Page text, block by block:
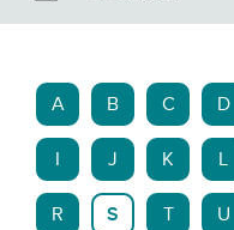
A B C D
J K L
R S T U